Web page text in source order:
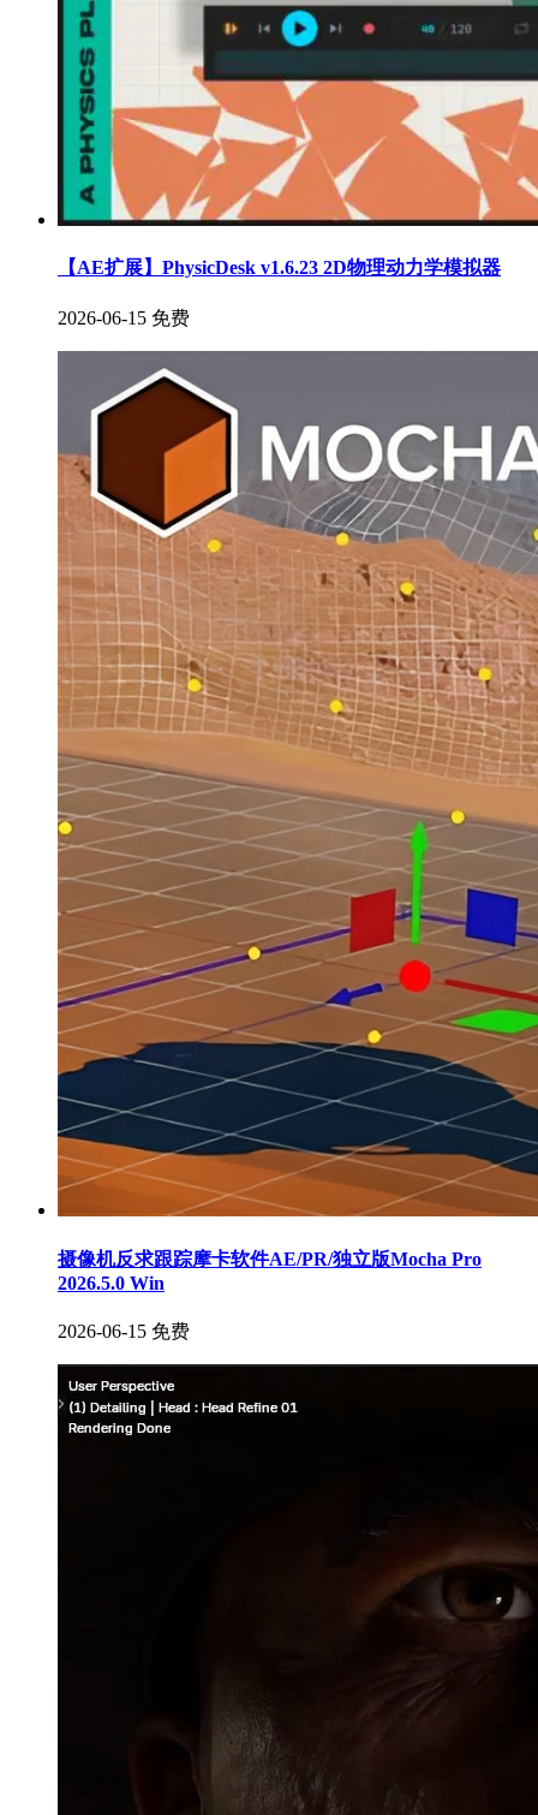
【AE扩展】PhysicDesk v1.6.23 2D物理动力学模拟器
2026-06-15 免费
摄像机反求跟踪摩卡软件AE/PR/独立版Mocha Pro
2026.5.0 Win
2026-06-15 免费